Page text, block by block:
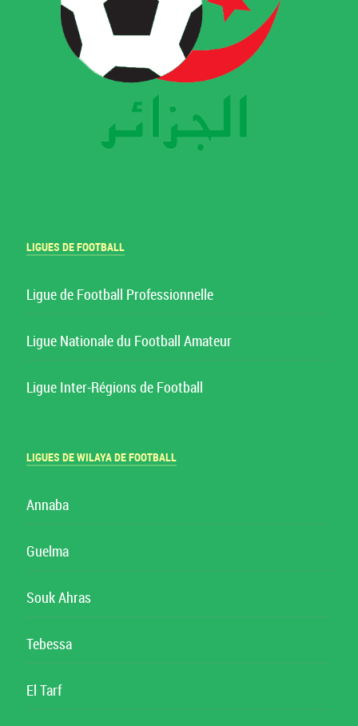
LIGUES DE FOOTBALL
Ligue de Football Professionnelle
Ligue Nationale du Football Amateur
Ligue Inter-Régions de Football
LIGUES DE WILAYA DE FOOTBALL
Annaba
Guelma
Souk Ahras
Tebessa
El Tarf